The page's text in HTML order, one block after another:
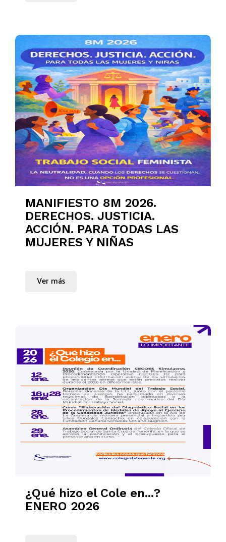
MANIFIESTO 8M 2026.
DERECHOS. JUSTICIA.
ACCIÓN. PARA TODAS LAS
MUJERES Y NIÑAS
Ver más
¿Qué hizo el Cole en...?
ENERO 2026